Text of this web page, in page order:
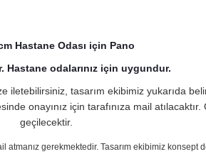
Hastane Odası için Pano
Hastane odalarınız için uygundur.
iletebilirsiniz, tasarım ekibimiz yukarıda
onayınız için tarafınıza mail
geçilecektir.
gerekmektedir. Tasarım ekibimiz konsept